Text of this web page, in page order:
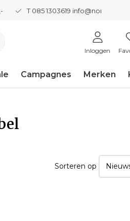
T 085 1303619 info@nordicnew.nl
Inloggen
Campagnes Merken
Sorteren op